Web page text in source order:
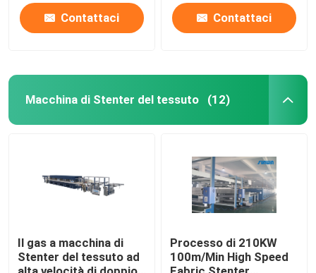
Contattaci Contattaci
Macchina di Stenter del tessuto (12)
Il gas a macchina di
Stenter del tessuto ad
Processo di 210KW
100m/Min High Speed